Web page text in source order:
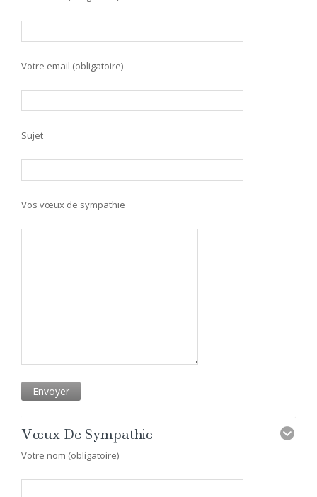
Votre email (obligatoire)
Sujet
Vos vœux de sympathie
Vœux De Sympathie
Votre nom (obligatoire)